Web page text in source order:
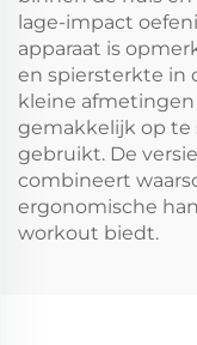
lage-impact
apparaat is
en spiersterkte in
kleine afmetingen
gemakkelijk op te
gebruikt. De versie
combineert
ergonomische
workout biedt.